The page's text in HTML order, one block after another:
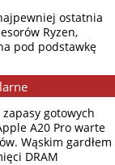
ostatnia
Ryzen,
pod podstawkę
gotowych
A20 Pro warte
Wąskim gardłem
DRAM